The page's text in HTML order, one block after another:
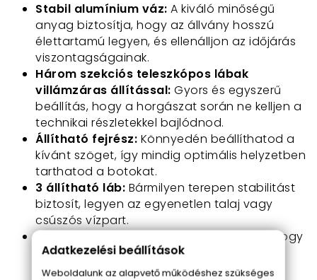
Stabil alumínium váz: A kiváló minőségű
anyag biztosítja, hogy az állvány hosszú
élettartamú legyen, és ellenálljon az időjárás
viszontagságainak.
Három szekciós teleszkópos lábak
villámzáras állítással: Gyors és egyszerű
beállítás, hogy a horgászat során ne kelljen a
technikai részletekkel bajlódnod.
Állítható fejrész: Könnyedén beállíthatod a
kívánt szöget, így mindig optimális helyzetben
tarthatod a botokat.
3 állítható láb: Bármilyen terepen stabilitást
biztosít, legyen az egyenetlen talaj vagy
csúszós vízpart.
120 cm magasság:
Tökéletes látómező, hogy
mindig szemmel tartsd a botokat és a
kapásokat.
Adatkezelési beállítások
Weboldalunk az alapvető működéshez szükséges